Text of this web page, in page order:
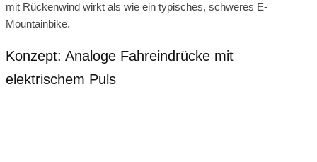
mit Rückenwind wirkt als wie ein typisches, schweres E-
Mountainbike.
Konzept: Analoge Fahreindrücke mit
elektrischem Puls